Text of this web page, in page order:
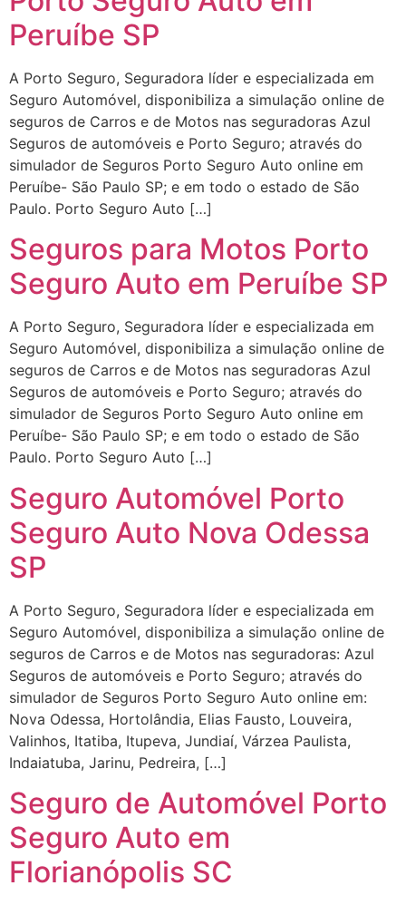
Peruíbe SP
A Porto Seguro, Seguradora líder e especializada em
Seguro Automóvel, disponibiliza a simulação online de
seguros de Carros e de Motos nas seguradoras Azul
Seguros de automóveis e Porto Seguro; através do
simulador de Seguros Porto Seguro Auto online em
Peruíbe- São Paulo SP; e em todo o estado de São
Paulo. Porto Seguro Auto […]
Seguros para Motos Porto
Seguro Auto em Peruíbe SP
A Porto Seguro, Seguradora líder e especializada em
Seguro Automóvel, disponibiliza a simulação online de
seguros de Carros e de Motos nas seguradoras Azul
Seguros de automóveis e Porto Seguro; através do
simulador de Seguros Porto Seguro Auto online em
Peruíbe- São Paulo SP; e em todo o estado de São
Paulo. Porto Seguro Auto […]
Seguro Automóvel Porto
Seguro Auto Nova Odessa
SP
A Porto Seguro, Seguradora líder e especializada em
Seguro Automóvel, disponibiliza a simulação online de
seguros de Carros e de Motos nas seguradoras: Azul
Seguros de automóveis e Porto Seguro; através do
simulador de Seguros Porto Seguro Auto online em:
Nova Odessa, Hortolândia, Elias Fausto, Louveira,
Valinhos, Itatiba, Itupeva, Jundiaí, Várzea Paulista,
Indaiatuba, Jarinu, Pedreira, […]
Seguro de Automóvel Porto
Seguro Auto em
Florianópolis SC